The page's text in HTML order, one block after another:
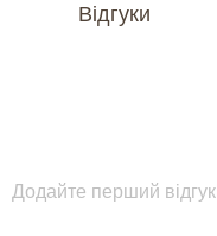
Відгуки
Додайте перший відгук